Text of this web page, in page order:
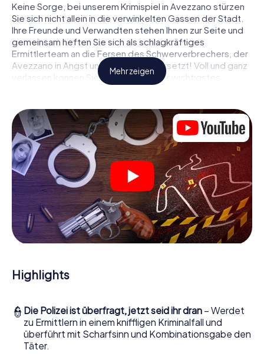
Keine Sorge, bei unserem Krimispiel in Avezzano stürzen
Sie sich nicht allein in die verwinkelten Gassen der Stadt.
Ihre Freunde und Verwandten stehen Ihnen zur Seite und
gemeinsam heften Sie sich als schlagkräftiges
Ermittlerteam an die Fersen des Schwerverbrechers, der
Avezzano in Angst und Schrecken versetzt! Voll und ganz
verlassen können Sie sich dabei auf Ihr wichtigstes
Ermittlerutensil, Ihr Smartphone. Mittels GPS-Navigation
zahlreichen Schauplätzen in Avezzano, die mit der Tat in
Verbindung stehen, und schließlich zum Mörder. An jedem
Ort knacken Sie knifflige Rätsel und kommen so Stück für
Stück der Lösung des Falls immer näher. Anders als bei
einem klassischen Krimi Dinner in Avezzano bestimmen
also Sie das Geschehen, bewegen sich an der frischen
Luft und entdecken obendrein die Stadt mit ganz neuen
Augen.
Mitmachkrimi in Avezzano - Die interaktive Krimi
Tour
Ob Videoschalte zu einem Zeugen, geheimes
Mitmachkrimi nutzt sämtliche multimedialen Fähigkeiten
Ihres Handgeräts. Das Krimispiel in Avezzano holt aber
auch aus Ihnen und Ihren Mitstreitern verborgene Talente
heraus! Sie schlüpfen in spannende Rollen und meistern
Mehr zeigen
Highlights
👮 Die Polizei ist überfragt, jetzt seid ihr dran – Werdet
zu Ermittlern in einem kniffligen Kriminalfall und
überführt mit Scharfsinn und Kombinationsgabe den
Täter.